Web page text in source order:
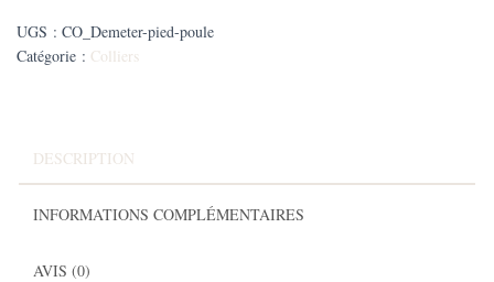
Demeter
Pied
UGS : CO_Demeter-pied-poule
Catégorie : Colliers
DESCRIPTION
INFORMATIONS COMPLÉMENTAIRES
AVIS (0)